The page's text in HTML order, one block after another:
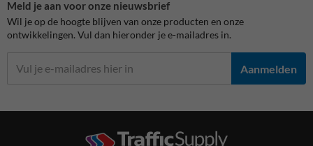
Meld je aan voor onze nieuwsbrief
Wil je op de hoogte blijven van onze producten en onze
ontwikkelingen. Vul dan hieronder je e-mailadres in.
Aanmelden